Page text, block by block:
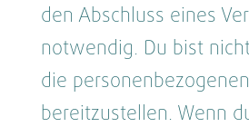
den Abschluss eines
notwendig. Du bist
die
bereitzustellen. Wenn